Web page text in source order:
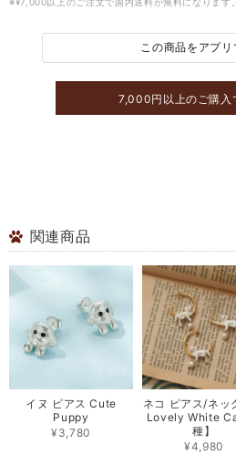
この商品をアプリ
7,000円以上のご購入
関連商品
イヌ ピアス Cute
Puppy
¥3,780
ネコ ピアス/ネッ
Lovely White
種】
¥4,980